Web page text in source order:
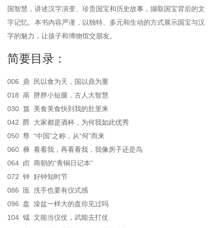
国智慧，讲述汉字演变、珍贵国宝和历史故事，撷取国宝背后的文
字记忆。本书内容严谨，以独特、多元和生动的方式展示国宝与汉
字的魅力，让孩子和博物馆交朋友。
简要目录：
006 鼎 民以食为天，国以鼎为重
018 鬲 胖胖小短腿，古人大智慧
030 簋 美食美食快到我的肚里来
042 爵 大家都是酒杯，为何我如此优秀
050 尊 “中国”之称，从“何”而来
060 彝 看看我，再看看我，我像房子还是鸟
064 卣 商朝的“青铜日记本”
072 钟 好钟知时节
086 匜 洗手也要有仪式感
096 盘 澡盆一样大的盘你见过吗
104 钺 文能当仪仗，武能去打仗